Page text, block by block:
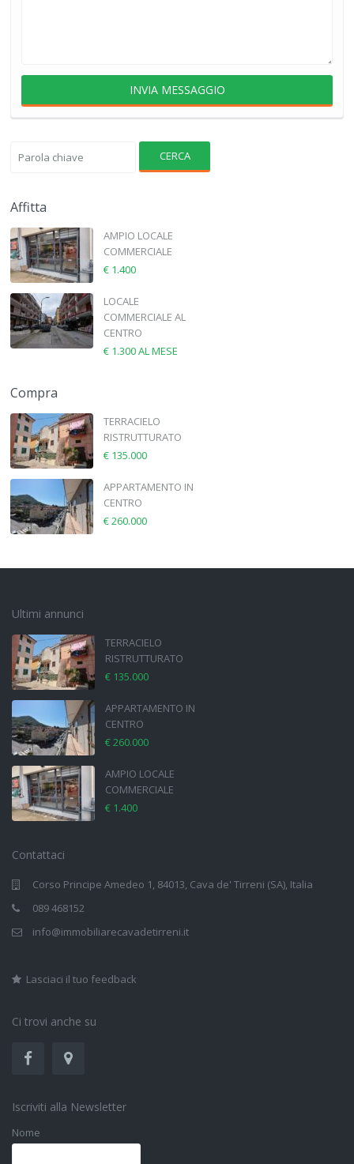
CERCA
Affitta
AMPIO LOCALE
COMMERCIALE
€ 1.400
LOCALE
COMMERCIALE AL
CENTRO
€ 1.300AL MESE
Compra
TERRACIELO
RISTRUTTURATO
€ 135.000
APPARTAMENTO IN
CENTRO
€ 260.000
Ultimi annunci
TERRACIELO
RISTRUTTURATO
€ 135.000
APPARTAMENTO IN
CENTRO
€ 260.000
AMPIO LOCALE
COMMERCIALE
€ 1.400
Contattaci
Corso Principe Amedeo 1, 84013, Cava de' Tirreni (SA), Italia
089 468152
info@immobiliarecavadetirreni.it
Lasciaci il tuo feedback
Ci trovi anche su
Iscriviti alla Newsletter
Nome